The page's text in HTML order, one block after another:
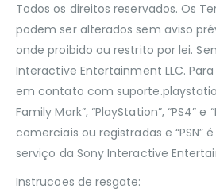
Todos os direitos reservados. Os
podem ser alterados sem aviso
onde proibido ou restrito por lei.
Interactive Entertainment LLC.
em contato com
Family Mark”, “PlayStation”, “PS4” e
comerciais ou registradas e “PSN”
serviço da Sony Interactive
Instrucoes de resgate: